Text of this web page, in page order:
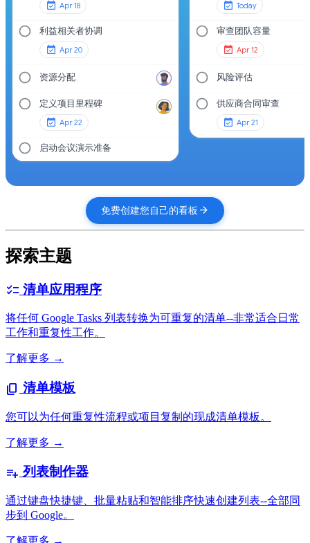
Apr 18
利益相关者协调
Apr 20
资源分配
定义项目里程碑
Apr 22
启动会议演示准备
Today
审查团队容量
Apr 12
风险评估
供应商合同审查
Apr 21
免费创建您自己的看板 arrow_forward
探索主题
checklist 清单应用程序
将任何 Google Tasks 列表转换为可重复的清单--非常适合日常
工作和重复性工作。
了解更多 →
content_copy 清单模板
您可以为任何重复性流程或项目复制的现成清单模板。
了解更多 →
playlist_add 列表制作器
通过键盘快捷键、批量粘贴和智能排序快速创建列表--全部同
步到 Google。
了解更多 →